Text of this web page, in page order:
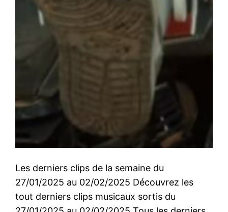
Les derniers clips de la semaine du
27/01/2025 au 02/02/2025 Découvrez les
tout derniers clips musicaux sortis du